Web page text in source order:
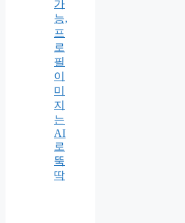
가
능,
프
로
필
이
미
지
는
AI
로
뚝
딱